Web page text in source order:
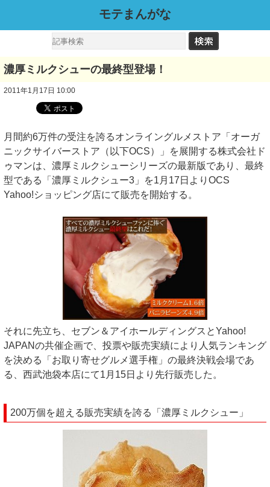
モテまんがな
濃厚ミルクシューの最終型登場！
2011年1月17日 10:00
月間約6万件の受注を誇るオンライングルメストア「オーガ
ニックサイバーストア（以下OCS）」を展開する株式会社ド
ゥマンは、濃厚ミルクシューシリーズの最新版であり、最終
型である「濃厚ミルクシュー3」を1月17日よりOCS
Yahoo!ショッピング店にて販売を開始する。
それに先立ち、セブン＆アイホールディングスとYahoo!
JAPANの共催企画で、投票や販売実績により人気ランキング
を決める「お取り寄せグルメ選手権」の最終決戦会場であ
る、西武池袋本店にて1月15日より先行販売した。
200万個を超える販売実績を誇る「濃厚ミルクシュー」